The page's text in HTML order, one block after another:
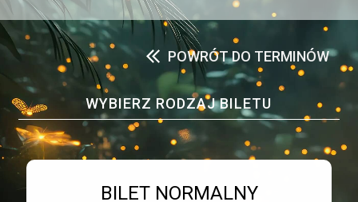
POWRÓT DO TERMINÓW
WYBIERZ RODZAJ BILETU
Bilet numer 1
Typ
BILET NORMALNY